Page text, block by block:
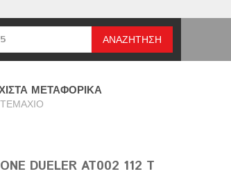
ΑΝΑΖΉΤΗΣΗ
ΜΕΤΑΦΟΡΙΚΑ
DUELER AT002 112 T